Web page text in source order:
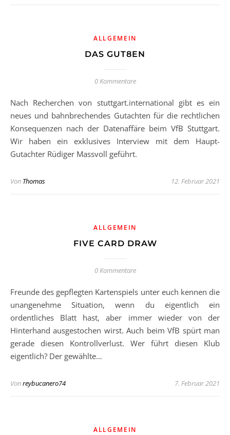
ALLGEMEIN
DAS GUT8EN
0 Kommentare
Nach Recherchen von stuttgart.international gibt es ein
neues und bahnbrechendes Gutachten für die rechtlichen
Konsequenzen nach der Datenaffäre beim VfB Stuttgart.
Wir haben ein exklusives Interview mit dem Haupt-
Gutachter Rüdiger Massvoll geführt.
Von Thomas 12. Februar 2021
ALLGEMEIN
FIVE CARD DRAW
0 Kommentare
Freunde des gepflegten Kartenspiels unter euch kennen die
unangenehme Situation, wenn du eigentlich ein
ordentliches Blatt hast, aber immer wieder von der
Hinterhand ausgestochen wirst. Auch beim VfB spürt man
gerade diesen Kontrollverlust. Wer führt diesen Klub
eigentlich? Der gewählte…
Vonreybucanero74 7. Februar 2021
ALLGEMEIN